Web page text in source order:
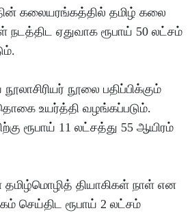
கலையரங்கத்தில் தமிழ் கலை
நடத்திட ஏதுவாக ரூபாய் 50 லட்சம்
நூலை பதிப்பிக்கும்
தொகை உயர்த்தி வழங்கப்படும்.
ரூபாய் 11 லட்சத்து 55 ஆயிரம்
தமிழ்மொழித் தியாகிகள் நாள் என
செய்திட ரூபாய் 2 லட்சம்